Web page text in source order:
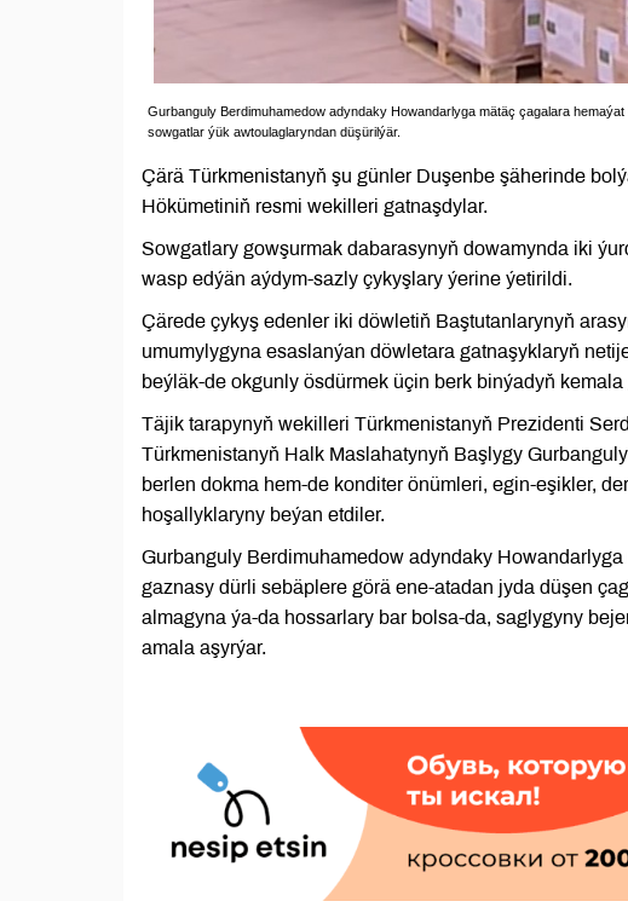
Gurbanguly Berdimuhamedow adyndaky Howandarlyga mätäç çagalara
sowgatlar ýük awtoulaglaryndan düşürilýär.
Çärä Türkmenistanyň şu günler Duşenbe şäherinde
Hökümetiniň resmi wekilleri gatnaşdylar.
Sowgatlary gowşurmak dabarasynyň dowamynda iki
wasp edýän aýdym-sazly çykyşlary ýerine ýetirildi.
Çärede çykyş edenler iki döwletiň Baştutanlarynyň
umumylygyna esaslanýan döwletara gatnaşyklaryň
beýläk-de okgunly ösdürmek üçin berk binýadyň
Täjik tarapynyň wekilleri Türkmenistanyň Prezidenti
Türkmenistanyň Halk Maslahatynyň Başlygy
berlen dokma hem-de konditer önümleri, egin-eşikler,
hoşallyklaryny beýan etdiler.
Gurbanguly Berdimuhamedow adyndaky
gaznasy dürli sebäplere görä ene-atadan jyda düşen
almagyna ýa-da hossarlary bar bolsa-da, saglygyny
amala aşyrýar.